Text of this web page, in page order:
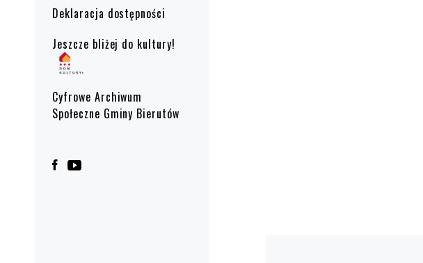
Deklaracja dostępności
Jeszcze bliżej do kultury!
Cyfrowe Archiwum
Społeczne Gminy Bierutów